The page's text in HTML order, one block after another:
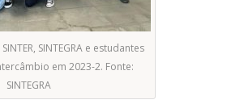
SINTEGRA e estudantes
em 2023-2. Fonte:
SINTEGRA